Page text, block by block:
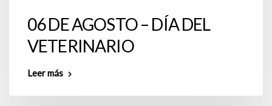
06 DE AGOSTO – DÍA DEL
VETERINARIO
Leer más